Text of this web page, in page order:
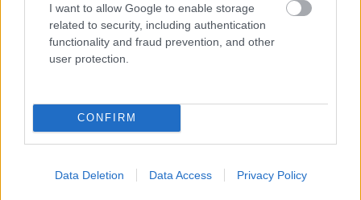
I want to allow Google to enable storage
related to security, including authentication
functionality and fraud prevention, and other
user protection.
CONFIRM
Data Deletion Data Access Privacy Policy